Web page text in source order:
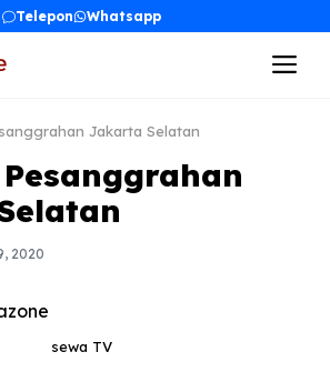
Telepon Whatsapp
Jakarta Selatan
2020
sewa TV